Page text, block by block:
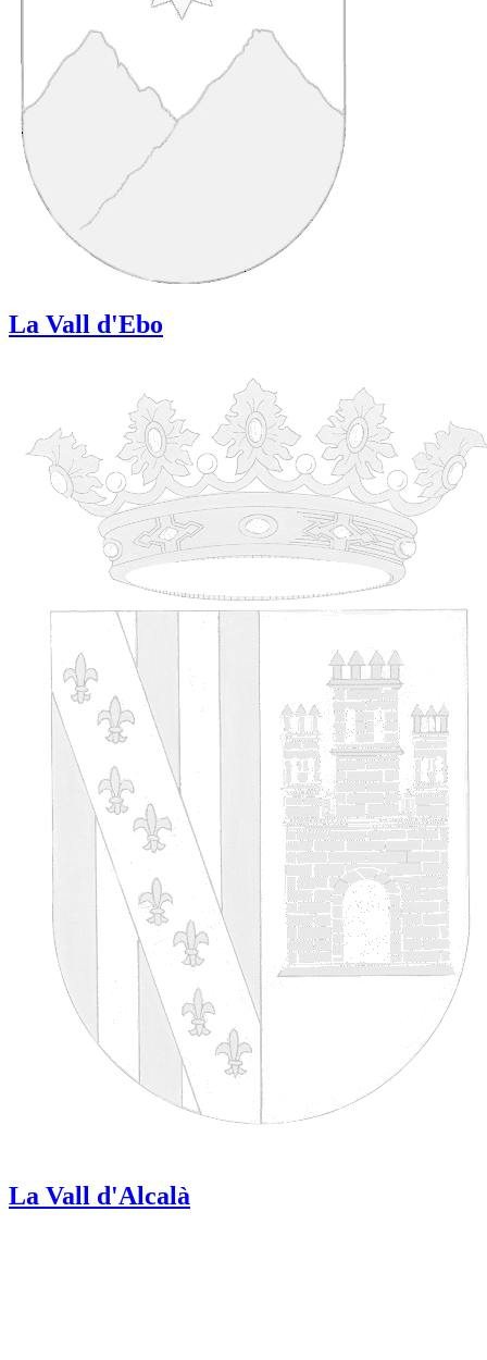
La Vall d'Ebo
La Vall d'Alcalà